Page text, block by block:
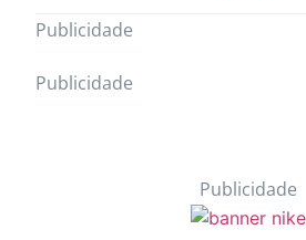
Publicidade
Publicidade
Publicidade